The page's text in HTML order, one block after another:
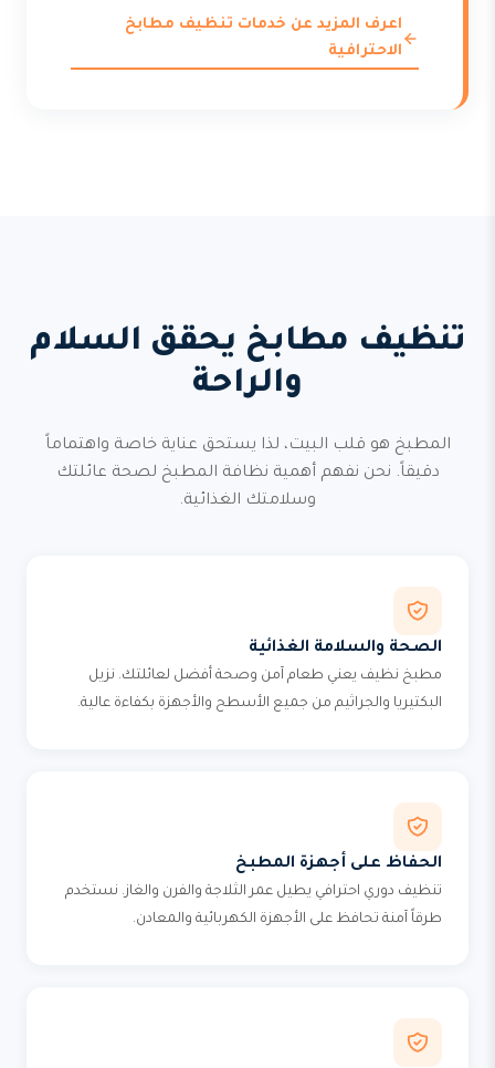
اعرف المزيد عن خدمات تنظيف مطابخ
الاحترافية
تنظيف مطابخ يحقق السلام
والراحة
المطبخ هو قلب البيت، لذا يستحق عناية خاصة واهتماماً
دقيقاً. نحن نفهم أهمية نظافة المطبخ لصحة عائلتك
وسلامتك الغذائية.
الصحة والسلامة الغذائية
مطبخ نظيف يعني طعام آمن وصحة أفضل لعائلتك. نزيل
البكتيريا والجراثيم من جميع الأسطح والأجهزة بكفاءة عالية.
الحفاظ على أجهزة المطبخ
تنظيف دوري احترافي يطيل عمر الثلاجة والفرن والغاز. نستخدم
طرقاً آمنة تحافظ على الأجهزة الكهربائية والمعادن.